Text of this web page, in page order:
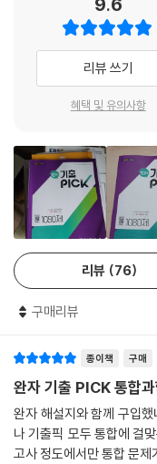
24. 생명 시스템에서 정보의
리뷰 쓰기
혜택 및 유의사항
리뷰 76
구매리뷰
종이책 구매
완자 기출 PICK 통합
완자 해설지와 함께 구입
나 기출픽 모두 통합에 걸
고사 정도에서만 통합 문제